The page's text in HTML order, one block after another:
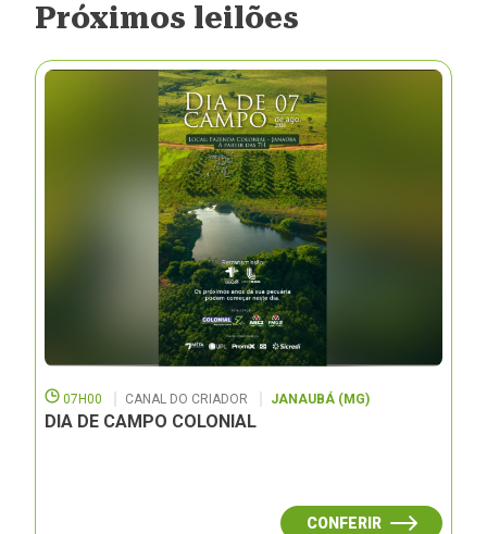
Próximos leilões
07H00 CANAL DO CRIADOR JANAUBÁ (MG)
DIA DE CAMPO COLONIAL
CONFERIR